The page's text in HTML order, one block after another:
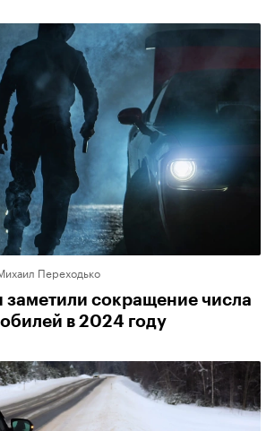
Переходько
заметили сокращение числа
в 2024 году